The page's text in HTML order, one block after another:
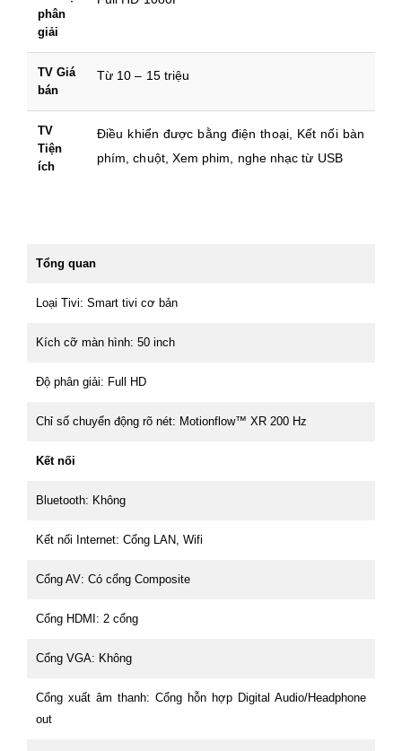
phân
giải
TV Giá
bán
Từ 10 – 15 triệu
TV
Tiện
ích
Điều khiển được bằng điện thoại, Kết nối bàn
phím, chuột, Xem phim, nghe nhạc từ USB
Tổng quan
Loại Tivi: Smart tivi cơ bản
Kích cỡ màn hình: 50 inch
Độ phân giải: Full HD
Chỉ số chuyển động rõ nét: Motionflow™ XR 200 Hz
Kết nối
Bluetooth: Không
Kết nối Internet: Cổng LAN, Wifi
Cổng AV: Có cổng Composite
Cổng HDMI: 2 cổng
Cổng VGA: Không
Cổng xuất âm thanh: Cổng hỗn hợp Digital Audio/Headphone
out